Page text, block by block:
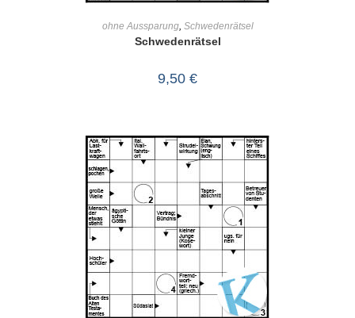
ohne Aussparung, Schwedenrätsel
Schwedenrätsel
9,50 €